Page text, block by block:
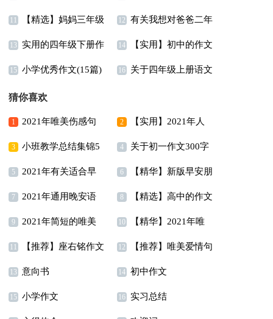
300字三篇
11 【精选】妈妈三年级
作文300字集锦9篇
12 有关我想对爸爸二年
级作文汇编九篇
13 实用的四年级下册作
文汇编十篇
14 【实用】初中的作文
300字集锦9篇
15 小学优秀作文(15篇) 16 关于四年级上册语文
猜你喜欢
1 2021年唯美伤感句
子摘录65句
2 【实用】2021年人
生唯美的句子汇编95句
3 小班教学总结集锦5
篇
4 关于初一作文300字
锦集7篇
5 2021年有关适合早
上发的早安心语朋友圈
合集58条
6 【精华】新版早安朋
友圈问候语摘录66句
7 2021年通用晚安语
录朋友圈锦集62句
8 【精选】高中的作文
400字5篇
9 2021年简短的唯美
简短句子汇编49句
10 【精华】2021年唯
美的早安朋友圈问候语
集合45句
11 【推荐】座右铭作文
汇总9篇
12 【推荐】唯美爱情句
子38句
13 意向书 14 初中作文
15 小学作文 16 实习总结